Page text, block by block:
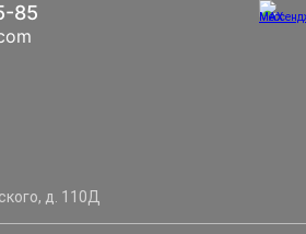
д. 110Д
85